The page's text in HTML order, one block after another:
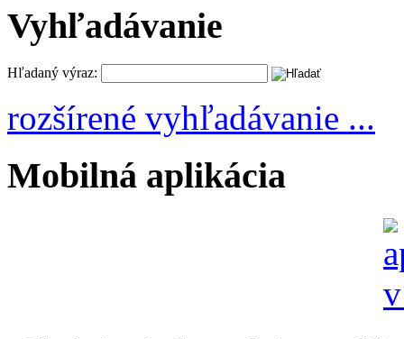
Vyhľadávanie
Hľadaný výraz:
rozšírené vyhľadávanie ...
Mobilná aplikácia